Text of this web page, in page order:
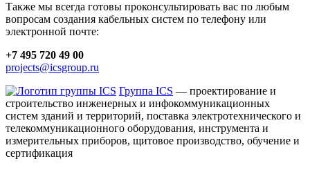
Также мы всегда готовы проконсультировать вас по любым
вопросам создания кабельных систем по телефону или
электронной почте:
+7 495 720 49 00
projects@icsgroup.ru
Группа ICS — проектирование и
строительство инженерных и инфокоммуникационных
систем зданий и территорий, поставка электротехнического и
телекоммуникационного оборудования, инструмента и
измерительных приборов, щитовое производство, обучение и
сертификация